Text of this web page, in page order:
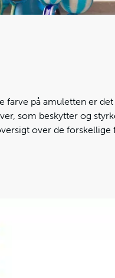
farve på amuletten er
som beskytter og
over de forskellige